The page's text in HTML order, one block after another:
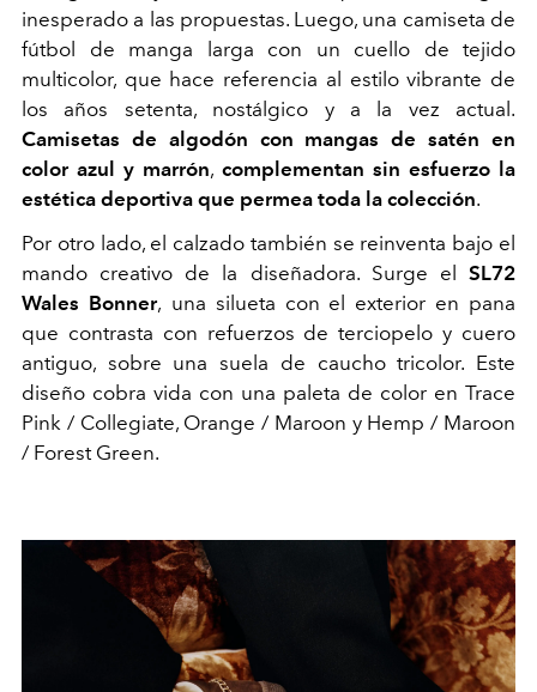
inesperado a las propuestas. Luego, una camiseta de
fútbol de manga larga con un cuello de tejido
multicolor, que hace referencia al estilo vibrante de
los años setenta, nostálgico y a la vez actual.
Camisetas de algodón con mangas de satén en
color azul y marrón, complementan sin esfuerzo la
estética deportiva que permea toda la colección.
Por otro lado, el calzado también se reinventa bajo el
mando creativo de la diseñadora. Surge el SL72
Wales Bonner, una silueta con el exterior en pana
que contrasta con refuerzos de terciopelo y cuero
antiguo, sobre una suela de caucho tricolor. Este
diseño cobra vida con una paleta de color en Trace
Pink / Collegiate, Orange / Maroon y Hemp / Maroon
/ Forest Green.